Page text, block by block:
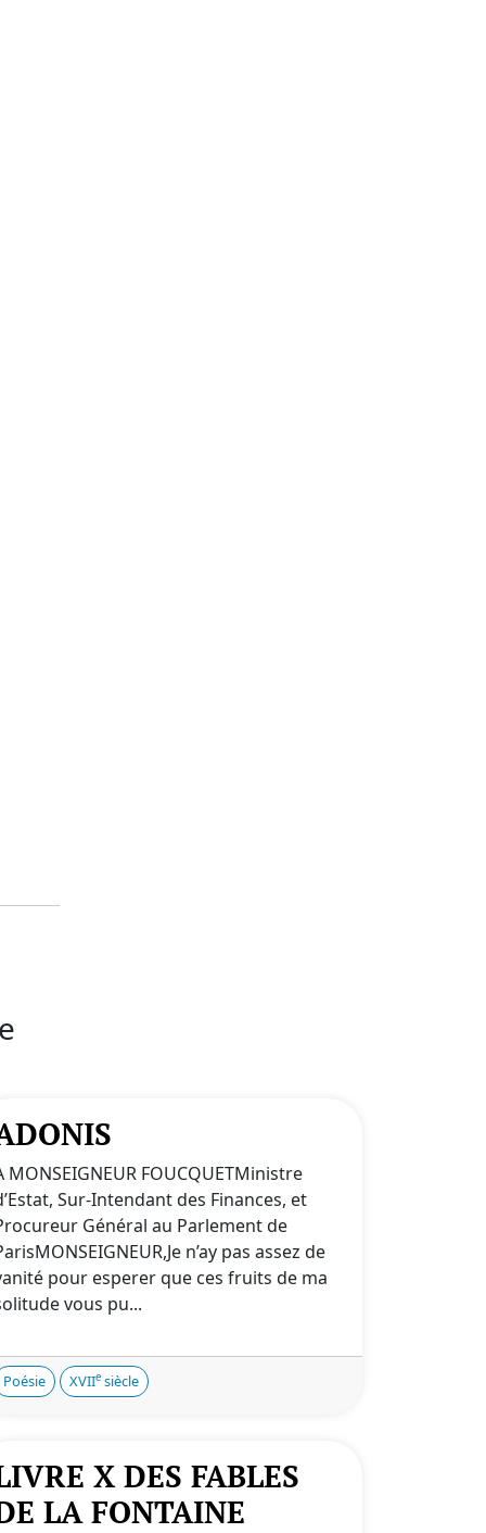
MONSEIGNEUR FOUCQUETMinistre
Sur-Intendant des Finances, et
Général au Parlement de
n’ay pas assez de
pour esperer que ces fruits de ma
vous pu...
Poésie XVIIe siècle
X DES FABLES
LA FONTAINE